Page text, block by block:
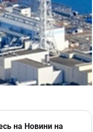
на Новини на